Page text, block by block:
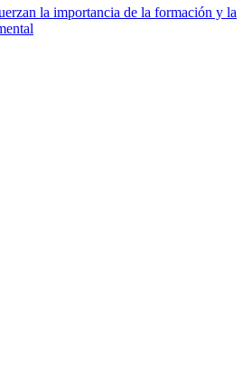
la importancia de la formación y la